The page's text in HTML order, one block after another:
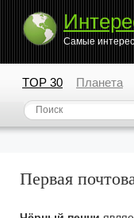
Самые
TOP 30 Планета
Первая